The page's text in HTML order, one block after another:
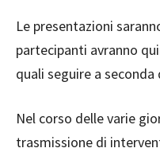
Le presentazioni
partecipanti avranno
quali seguire a
Nel corso delle varie
trasmissione di